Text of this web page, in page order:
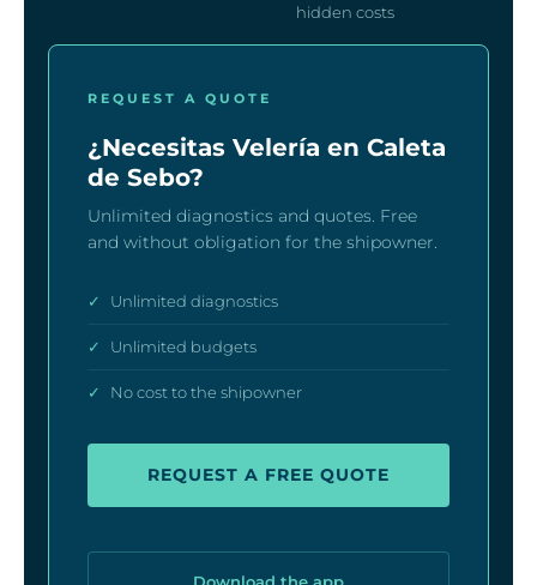
hidden costs
REQUEST A QUOTE
¿Necesitas Velería en Caleta
de Sebo?
Unlimited diagnostics and quotes. Free
and without obligation for the shipowner.
✓ Unlimited diagnostics
✓ Unlimited budgets
✓ No cost to the shipowner
REQUEST A FREE QUOTE